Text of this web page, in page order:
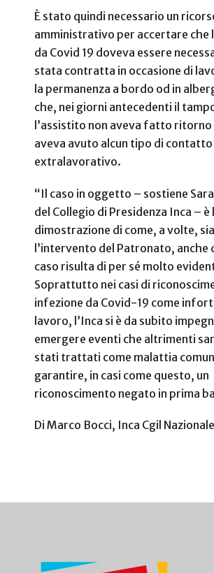
È stato quindi necessario un
amministrativo per accertare che
da Covid 19 doveva essere
stata contratta in occasione di
la permanenza a bordo od in
che, nei giorni antecedenti il
l’assistito non aveva fatto ritorno
aveva avuto alcun tipo di contatto
extralavorativo.
“Il caso in oggetto – sostiene
del Collegio di Presidenza Inca – è
dimostrazione di come, a volte,
l’intervento del Patronato, anche
caso risulta di per sé molto
Soprattutto nei casi di
infezione da Covid-19 come
lavoro, l’Inca si è da subito
emergere eventi che altrimenti
stati trattati come malattia
garantire, in casi come questo, un
riconoscimento negato in prima
Di Marco Bocci, Inca Cgil Nazionale